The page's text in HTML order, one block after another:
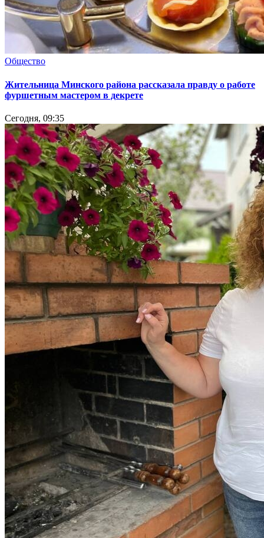
Общество
Жительница Минского района рассказала правду о работе
фуршетным мастером в декрете
Сегодня, 09:35